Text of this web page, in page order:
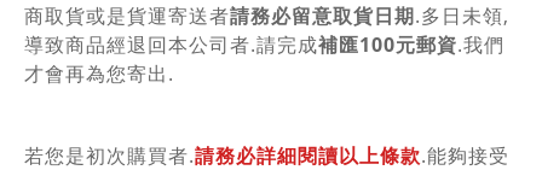
商取貨或是貨運寄送者請務必留意取貨日期.多日未領,
導致商品經退回本公司者.請完成補匯100元郵資.我們
才會再為您寄出.
若您是初次購買者.請務必詳細閱讀以上條款.能夠接受